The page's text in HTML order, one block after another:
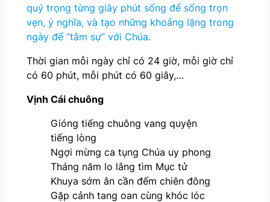
quý trọng từng giây phút sống để sống trọn
vẹn, ý nghĩa, và tạo những khoảng lặng trong
ngày để “tâm sự” với Chúa.
Thời gian mỗi ngày chỉ có 24 giờ, mỗi giờ chỉ
có 60 phút, mỗi phút có 60 giây,…
Vịnh Cái chuông
Gióng tiếng chuông vang quyện
tiếng lòng
Ngợi mừng ca tụng Chúa uy phong
Tháng năm lo lắng tìm Mục tử
Khuya sớm ân cần đếm chiên đông
Gặp cảnh tang oan cùng khóc lóc